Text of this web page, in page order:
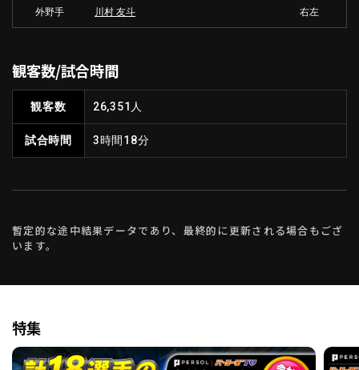
外野手
川村 友斗 右左
観客数/試合時間
観客数 26,351人
試合時間 3時間18分
暫定的な途中結果データであり、最終的に更新される場合もござ
います。
特集